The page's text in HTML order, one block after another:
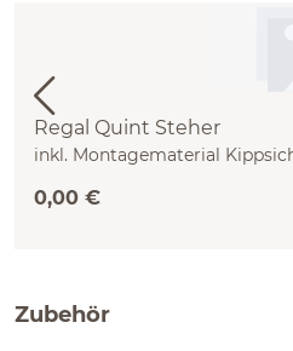
Regal Quint Steher
inkl. Montagematerial
0,00 €
Zubehör